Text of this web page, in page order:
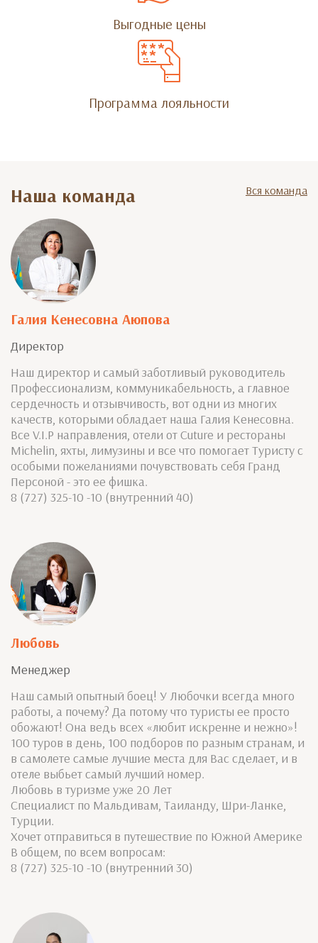
Выгодные цены
Программа лояльности
Наша команда Вся команда
Галия Кенесовна Аюпова
Директор
Наш директор и самый заботливый руководитель
Профессионализм, коммуникабельность, а главное
сердечность и отзывчивость, вот одни из многих
качеств, которыми обладает наша Галия Кенесовна.
Все V.I.P направления, отели от Cuture и рестораны
Michelin, яхты, лимузины и все что помогает Туристу с
особыми пожеланиями почувствовать себя Гранд
Персоной - это ее фишка.
8 (727) 325-10 -10 (внутренний 40)
Любовь
Менеджер
Наш самый опытный боец! У Любочки всегда много
работы, а почему? Да потому что туристы ее просто
обожают! Она ведь всех «любит искренне и нежно»!
100 туров в день, 100 подборов по разным странам, и
в самолете самые лучшие места для Вас сделает, и в
отеле выбьет самый лучший номер.
Любовь в туризме уже 20 Лет
Специалист по Мальдивам, Таиланду, Шри-Ланке,
Турции.
Хочет отправиться в путешествие по Южной Америке
В общем, по всем вопросам:
8 (727) 325-10 -10 (внутренний 30)